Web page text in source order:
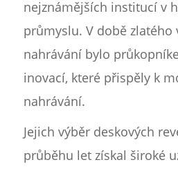
nejznámějších institucí v
průmyslu. V době zlatého
nahrávání bylo
inovací, které přispěly k
nahrávání.
Jejich výběr deskových
průběhu let získal široké